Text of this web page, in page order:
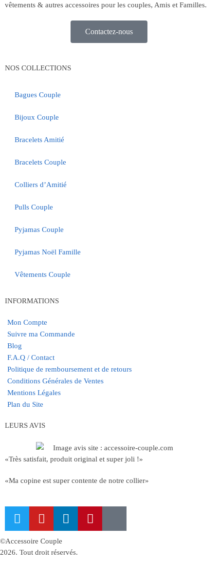
vêtements & autres accessoires pour les couples, Amis et Familles.
Contactez-nous
NOS COLLECTIONS
Bagues Couple
Bijoux Couple
Bracelets Amitié
Bracelets Couple
Colliers d’Amitié
Pulls Couple
Pyjamas Couple
Pyjamas Noël Famille
Vêtements Couple
INFORMATIONS
Mon Compte
Suivre ma Commande
Blog
F.A.Q / Contact
Politique de remboursement et de retours
Conditions Générales de Ventes
Mentions Légales
Plan du Site
LEURS AVIS
«Très satisfait, produit original et super joli !»
«Ma copine est super contente de notre collier»
©Accessoire Couple
2026. Tout droit réservés.